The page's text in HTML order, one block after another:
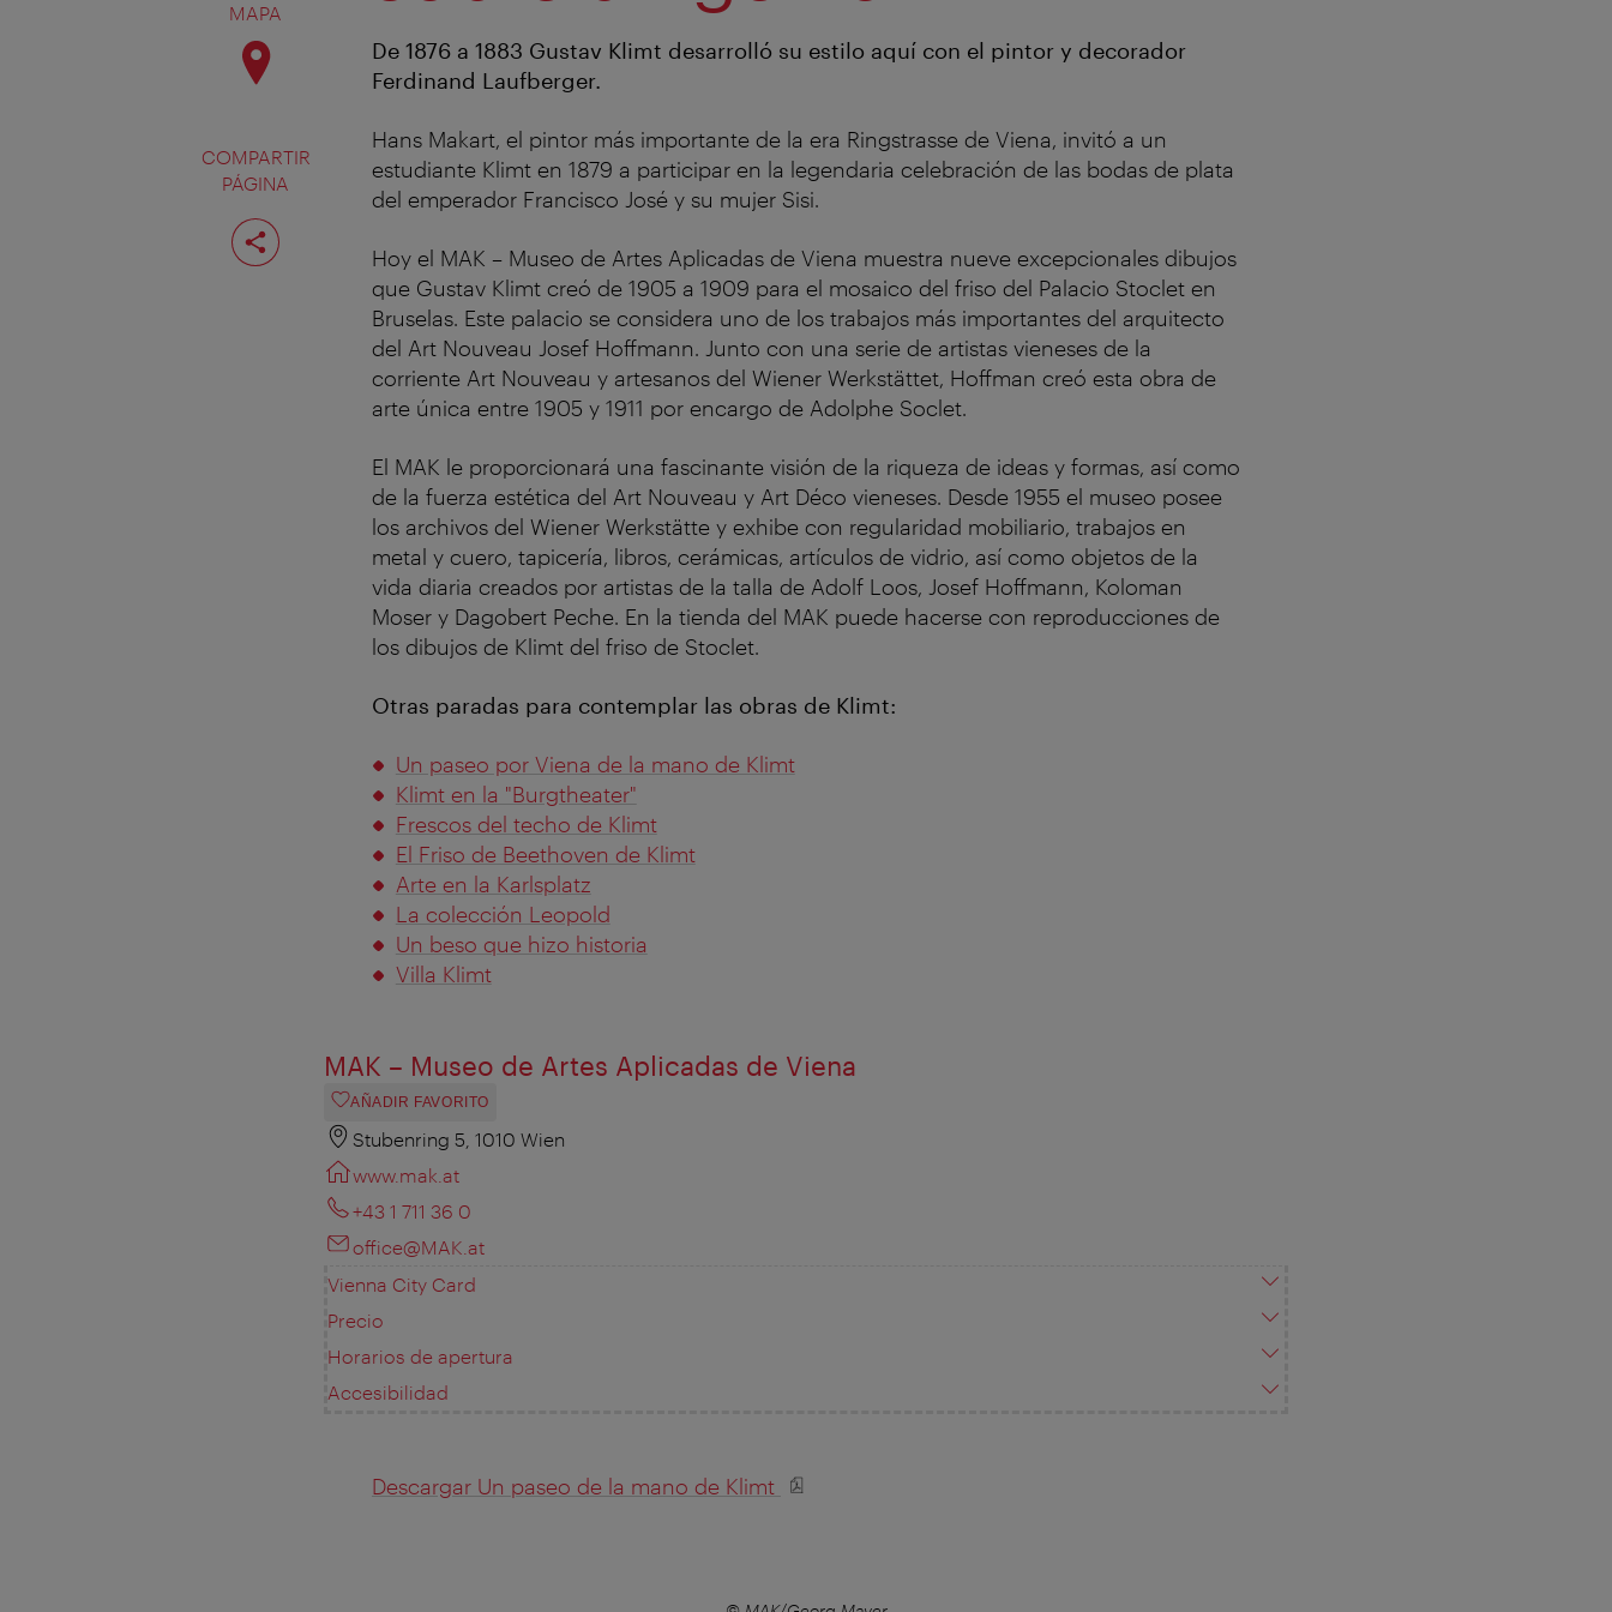
MAPA
COMPARTIR
PÁGINA
Compartir
página
De 1876 a 1883 Gustav Klimt desarrolló su estilo aquí con el pintor y decorador
Ferdinand Laufberger.
Hans Makart, el pintor más importante de la era Ringstrasse de Viena, invitó a un
estudiante Klimt en 1879 a participar en la legendaria celebración de las bodas de plata
del emperador Francisco José y su mujer Sisi.
Hoy el MAK – Museo de Artes Aplicadas de Viena muestra nueve excepcionales dibujos
que Gustav Klimt creó de 1905 a 1909 para el mosaico del friso del Palacio Stoclet en
Bruselas. Este palacio se considera uno de los trabajos más importantes del arquitecto
del Art Nouveau Josef Hoffmann. Junto con una serie de artistas vieneses de la
corriente Art Nouveau y artesanos del Wiener Werkstättet, Hoffman creó esta obra de
arte única entre 1905 y 1911 por encargo de Adolphe Soclet.
El MAK le proporcionará una fascinante visión de la riqueza de ideas y formas, así como
de la fuerza estética del Art Nouveau y Art Déco vieneses. Desde 1955 el museo posee
los archivos del Wiener Werkstätte y exhibe con regularidad mobiliario, trabajos en
metal y cuero, tapicería, libros, cerámicas, artículos de vidrio, así como objetos de la
vida diaria creados por artistas de la talla de Adolf Loos, Josef Hoffmann, Koloman
Moser y Dagobert Peche. En la tienda del MAK puede hacerse con reproducciones de
los dibujos de Klimt del friso de Stoclet.
Otras paradas para contemplar las obras de Klimt:
Un paseo por Viena de la mano de Klimt
Klimt en la "Burgtheater"
Frescos del techo de Klimt
El Friso de Beethoven de Klimt
Arte en la Karlsplatz
La colección Leopold
Un beso que hizo historia
Villa Klimt
MAK – Museo de Artes Aplicadas de Viena
AÑADIR FAVORITO
Stubenring 5, 1010 Wien
www.mak.at
+43 1 711 36 0
office@MAK.at
Vienna City Card
Precio
Horarios de apertura
Accesibilidad
Descargar Un paseo de la mano de Klimt